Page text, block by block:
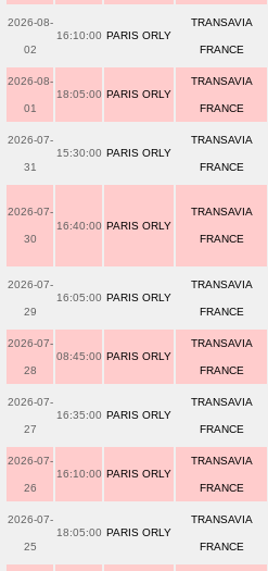
2026-08-
02
16:10:00 PARIS ORLY
TRANSAVIA
FRANCE
2026-08-
01
18:05:00 PARIS ORLY
TRANSAVIA
FRANCE
2026-07-
31
15:30:00 PARIS ORLY
TRANSAVIA
FRANCE
2026-07-
30
16:40:00 PARIS ORLY
TRANSAVIA
FRANCE
2026-07-
29
16:05:00 PARIS ORLY
TRANSAVIA
FRANCE
2026-07-
28
08:45:00 PARIS ORLY
TRANSAVIA
FRANCE
2026-07-
27
16:35:00 PARIS ORLY
TRANSAVIA
FRANCE
2026-07-
26
16:10:00 PARIS ORLY
TRANSAVIA
FRANCE
2026-07-
25
18:05:00 PARIS ORLY
TRANSAVIA
FRANCE